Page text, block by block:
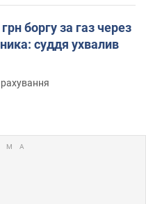
боргу за газ через
суддя ухвалив